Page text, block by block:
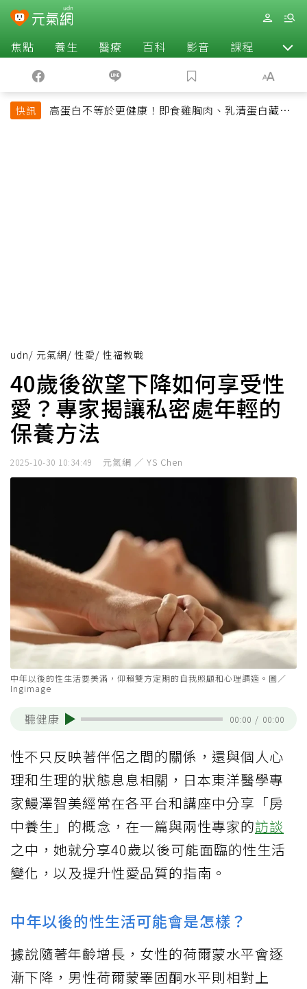
焦點 養生 醫療 百科 影音 課程 退休
快訊
高蛋白不等於更健康！即食雞胸肉、乳清蛋白藏陷
udn/ 元氣網/ 性愛/ 性福教戰
40歲後欲望下降如何享受性
愛？專家揭讓私密處年輕的
保養方法
2025-10-30 10:34:49 元氣網 ／ YS Chen
中年以後的性生活要美滿，仰賴雙方定期的自我照顧和心理調適。圖／
Ingimage
聽健康 00:00 / 00:00
性不只反映著伴侶之間的關係，還與個人心
理和生理的狀態息息相關，日本東洋醫學專
家鰻澤智美經常在各平台和講座中分享「房
中養生」的概念，在一篇與兩性專家的訪談
之中，她就分享40歲以後可能面臨的性生活
變化，以及提升性愛品質的指南。
中年以後的性生活可能會是怎樣？
據說隨著年齡增長，女性的荷爾蒙水平會逐
漸下降，男性荷爾蒙睪固酮水平則相對上